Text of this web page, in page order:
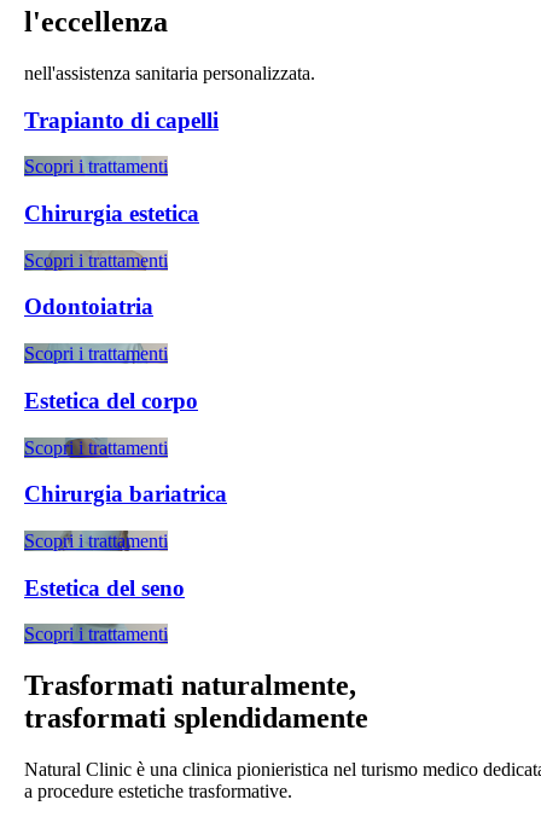
l'eccellenza
nell'assistenza sanitaria personalizzata.
Trapianto di capelli
Scopri i trattamenti
Chirurgia estetica
Scopri i trattamenti
Odontoiatria
Scopri i trattamenti
Estetica del corpo
Scopri i trattamenti
Chirurgia bariatrica
Scopri i trattamenti
Estetica del seno
Scopri i trattamenti
Trasformati naturalmente,
trasformati splendidamente
Natural Clinic è una clinica pionieristica nel turismo medico
a procedure estetiche trasformative.